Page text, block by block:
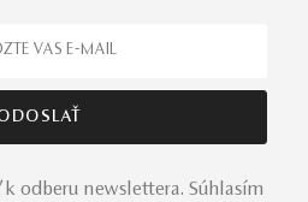
odberu newslettera. Súhlasím